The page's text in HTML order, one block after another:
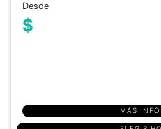
Desde
$
MÁS